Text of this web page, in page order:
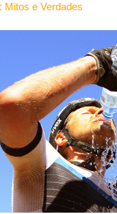
Mitos e Verdades